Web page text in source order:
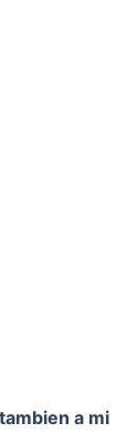
a mi